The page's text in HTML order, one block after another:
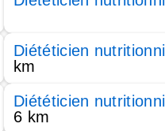
Diététicien
km
Diététicien
6 km